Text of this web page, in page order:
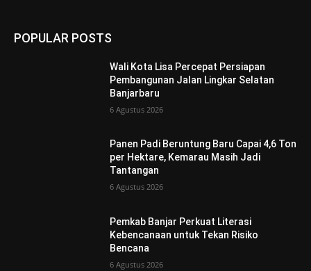
POPULAR POSTS
Wali Kota Lisa Percepat Persiapan
Pembangunan Jalan Lingkar Selatan
Banjarbaru
6 Agustus 2026
Panen Padi Beruntung Baru Capai 4,6 Ton
per Hektare, Kemarau Masih Jadi
Tantangan
6 Agustus 2026
Pemkab Banjar Perkuat Literasi
Kebencanaan untuk Tekan Risiko
Bencana
6 Agustus 2026